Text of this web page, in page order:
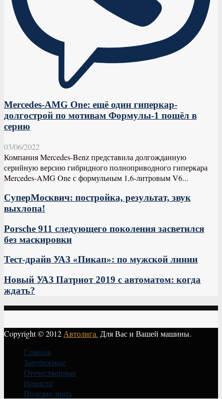
Mercedes-AMG One: ещё один гиперкар-
долгострой по мотивам Формулы-1 пошёл в
серию
03/06/2022
Компания Mercedes-Benz представила долгожданную
серийную версию гибридного полноприводного гиперкара
Mercedes-AMG One с формульным 1,6-литровым V6...
СуперМосквич: постройка, результат, звук
выхлопа!
Porsche 911 следующего поколения засветился
без маскировки
Тест-драйв УАЗ «Пикап»: по мужской линии
Новый УАЗ Патриот 2019 с автоматом: когда
ждать?
Copyright © 2012 Автолига. Для Вас и Вашей машины.
Главная
Зарубежные
Отечественные
Новости
Полезно знать